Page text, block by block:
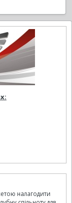
налагодити